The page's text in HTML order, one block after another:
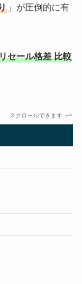
」が圧倒的に有
セール格差 比較
スクロールできます